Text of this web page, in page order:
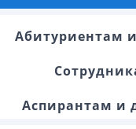
Абитуриентам
Аспирантам и